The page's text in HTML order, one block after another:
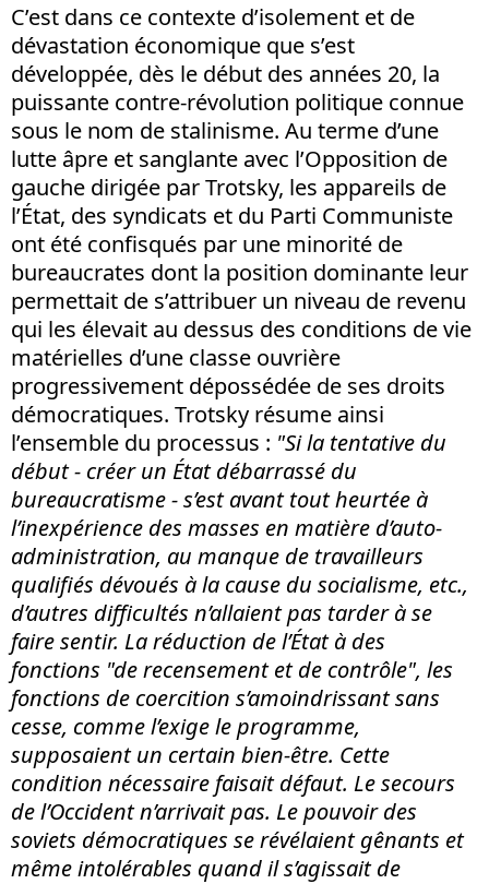
C’est dans ce contexte d’isolement et de
dévastation économique que s’est
développée, dès le début des années 20, la
puissante contre-révolution politique connue
sous le nom de stalinisme. Au terme d’une
lutte âpre et sanglante avec l’Opposition de
gauche dirigée par Trotsky, les appareils de
l’État, des syndicats et du Parti Communiste
ont été confisqués par une minorité de
bureaucrates dont la position dominante leur
permettait de s’attribuer un niveau de revenu
qui les élevait au dessus des conditions de vie
matérielles d’une classe ouvrière
progressivement dépossédée de ses droits
démocratiques. Trotsky résume ainsi
l’ensemble du processus : "Si la tentative du
début - créer un État débarrassé du
bureaucratisme - s’est avant tout heurtée à
l’inexpérience des masses en matière d’auto-
administration, au manque de travailleurs
qualifiés dévoués à la cause du socialisme, etc.,
d’autres difficultés n’allaient pas tarder à se
faire sentir. La réduction de l’État à des
fonctions "de recensement et de contrôle", les
fonctions de coercition s’amoindrissant sans
cesse, comme l’exige le programme,
supposaient un certain bien-être. Cette
condition nécessaire faisait défaut. Le secours
de l’Occident n’arrivait pas. Le pouvoir des
soviets démocratiques se révélaient gênants et
même intolérables quand il s’agissait de